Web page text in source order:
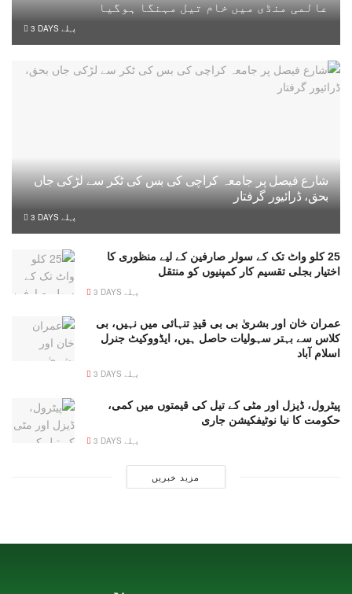
عالمی منڈی میں خام تیل مہنگا ہوگیا
3 DAYS پہلے
شارع فیصل پر جامعہ کراچی کی بس کی ٹکر سے لڑکی جاں
بحق، ڈرائیور گرفتار
3 DAYS پہلے
25 کلو واٹ تک کے سولر صارفین کے لیے منظوری کا
اختیار بجلی تقسیم کار کمپنیوں کو منتقل
3 DAYS پہلے
عمران خان اور بشریٰ بی بی قیدِ تنہائی میں نہیں، بی
کلاس سے بہتر سہولیات حاصل ہیں، ایڈووکیٹ جنرل
اسلام آباد
3 DAYS پہلے
پیٹرول، ڈیزل اور مٹی کے تیل کی قیمتوں میں کمی،
حکومت کا نیا نوٹیفکیشن جاری
3 DAYS پہلے
مزید خبریں